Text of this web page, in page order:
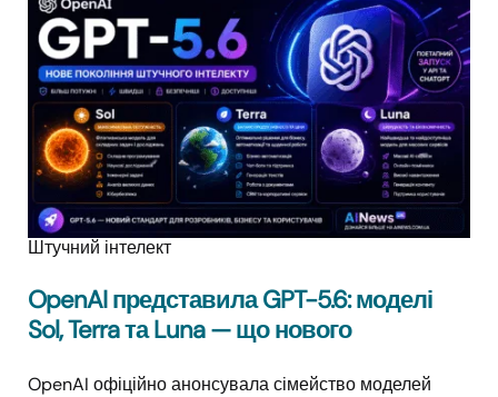
Штучний інтелект
OpenAI представила GPT-5.6: моделі
Sol, Terra та Luna — що нового
OpenAI офіційно анонсувала сімейство моделей